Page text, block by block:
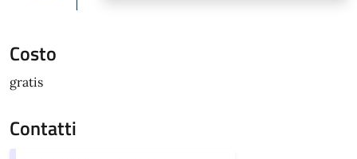
Costo
gratis
Contatti